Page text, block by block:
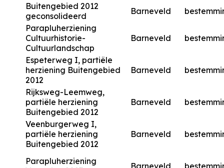
Buitengebied 2012
geconsolideerd
Barneveld
Parapluherziening
Cultuurhistorie-
Cultuurlandschap
Barneveld
Espeterweg I, partiële
herziening Buitengebied
2012
Barneveld
Rijksweg-Leemweg,
partiële herziening
Buitengebied 2012
Barneveld
Veenburgerweg I,
partiële herziening
Buitengebied 2012
Barneveld
Parapluherziening